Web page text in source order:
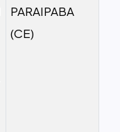
PARAIPABA
(CE)